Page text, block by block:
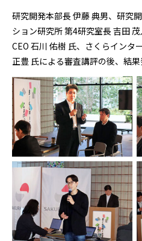
研究開発本部長 伊藤 典男、研究
ション研究所 第4研究室長 吉田
CEO 石川 佑樹 氏、さくらインタ
正豊 氏による審査講評の後、結果